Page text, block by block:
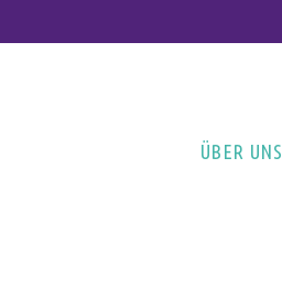
ÜBER UNS